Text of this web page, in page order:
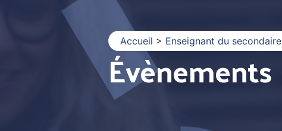
Accueil > Enseignant du secondaire
Évènements